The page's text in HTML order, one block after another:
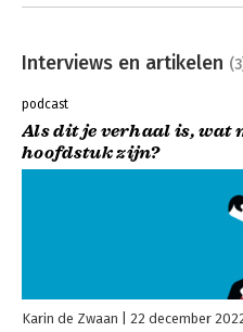
Interviews en artikelen
podcast
Als dit je verhaal is, wat
hoofdstuk zijn?
Karin de Zwaan 22 december